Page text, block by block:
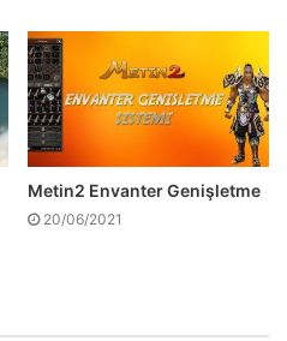
Metin2 Envanter Genişletme
20/06/2021